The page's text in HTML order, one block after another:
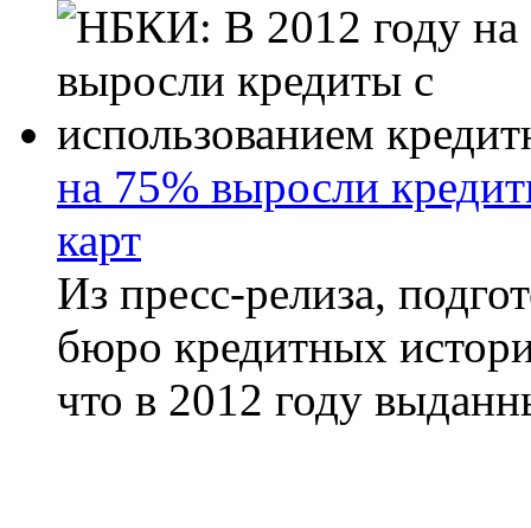
на 75% выросли
карт
Из пресс-релиза,
бюро кредитных
что в 2012 году